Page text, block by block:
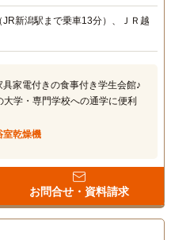
新潟駅まで乗車13分）、ＪＲ越
家電付きの食事付き学生会館♪
学・専門学校への通学に便利
室乾燥機
お問合せ・資料請求